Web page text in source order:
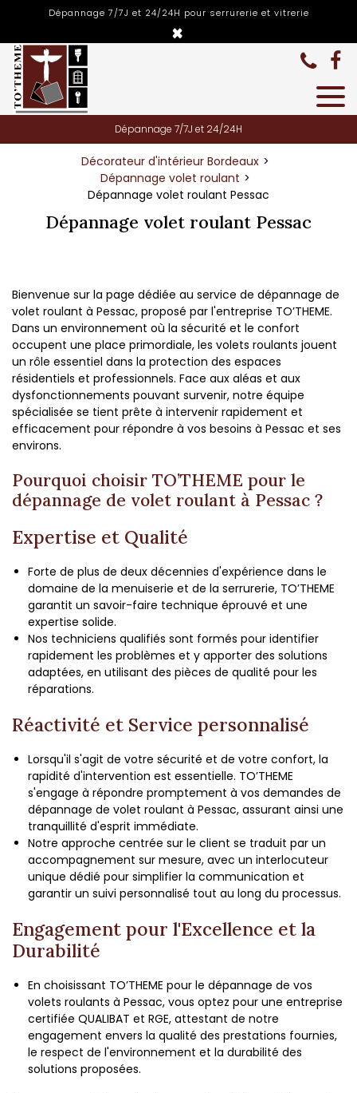
Dépannage 7/7J et 24/24H pour serrurerie et vitrerie
×
Dépannage 7/7J et 24/24H
Décorateur d'intérieur Bordeaux
Dépannage volet roulant
Dépannage volet roulant Pessac
Dépannage volet roulant Pessac
Bienvenue sur la page dédiée au service de dépannage de
volet roulant à Pessac, proposé par l'entreprise TO’THEME.
Dans un environnement où la sécurité et le confort
occupent une place primordiale, les volets roulants jouent
un rôle essentiel dans la protection des espaces
résidentiels et professionnels. Face aux aléas et aux
dysfonctionnements pouvant survenir, notre équipe
spécialisée se tient prête à intervenir rapidement et
efficacement pour répondre à vos besoins à Pessac et ses
environs.
Pourquoi choisir TO’THEME pour le
dépannage de volet roulant à Pessac ?
Expertise et Qualité
Forte de plus de deux décennies d'expérience dans le
domaine de la menuiserie et de la serrurerie, TO’THEME
garantit un savoir-faire technique éprouvé et une
expertise solide.
Nos techniciens qualifiés sont formés pour identifier
rapidement les problèmes et y apporter des solutions
adaptées, en utilisant des pièces de qualité pour les
réparations.
Réactivité et Service personnalisé
Lorsqu'il s'agit de votre sécurité et de votre confort, la
rapidité d'intervention est essentielle. TO’THEME
s'engage à répondre promptement à vos demandes de
dépannage de volet roulant à Pessac, assurant ainsi une
tranquillité d'esprit immédiate.
Notre approche centrée sur le client se traduit par un
accompagnement sur mesure, avec un interlocuteur
unique dédié pour simplifier la communication et
garantir un suivi personnalisé tout au long du processus.
Engagement pour l'Excellence et la
Durabilité
En choisissant TO’THEME pour le dépannage de vos
volets roulants à Pessac, vous optez pour une entreprise
certifiée QUALIBAT et RGE, attestant de notre
engagement envers la qualité des prestations fournies,
le respect de l'environnement et la durabilité des
solutions proposées.
Panneau de gestion des cookies